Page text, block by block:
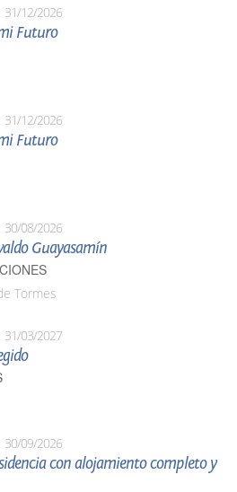
31/12/2026
Futuro
31/12/2026
Futuro
30/08/2026
Guayasamín
Tormes
31/03/2027
30/09/2026
con alojamiento completo y